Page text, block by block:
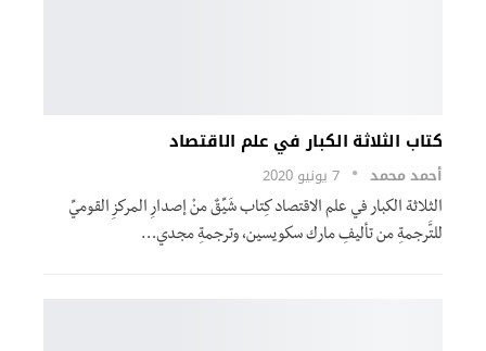
كتاب الثلاثة الكبار في علم الاقتصاد
أحمد محمد 7 يونيو 2020
الثلاثة الكبار في علم الاقتصاد كِتاب شَيِّقٌ منْ إصدارِ المركزِ القوميِّ
للتَّرجمةِ من تأليفِ مارك سكويسين، وترجمةِ مجدي…